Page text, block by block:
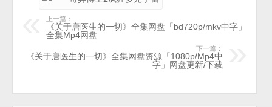
上一篇：
《关于唐医生的一切》全集网盘「bd720p/mkv中字」
全集Mp4网盘
下一篇：
《关于唐医生的一切》全集网盘资源「1080p/Mp4中
字」网盘更新/下载